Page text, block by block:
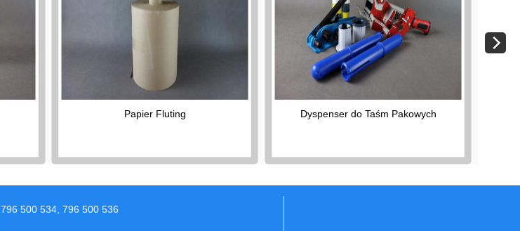
Papier Fluting Dyspenser do Taśm Pakowych
796 500 534, 796 500 536